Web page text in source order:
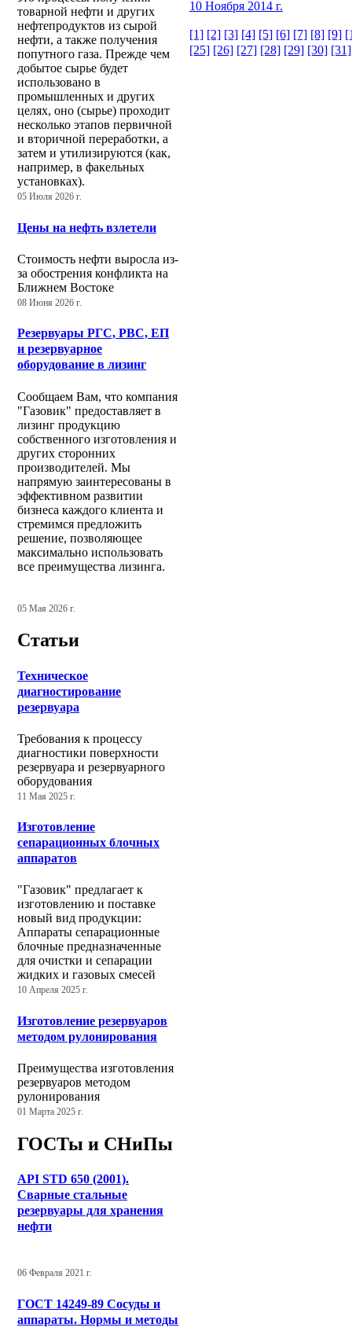
товарной нефти и других
нефтепродуктов из сырой
нефти, а также получения
попутного газа. Прежде чем
добытое сырье будет
использовано в
промышленных и других
целях, оно (сырье) проходит
несколько этапов первичной
и вторичной переработки, а
затем и утилизируются (как,
например, в факельных
установках).
05 Июля 2026 г.
Цены на нефть взлетели
Стоимость нефти выросла из-
за обострения конфликта на
Ближнем Востоке
08 Июня 2026 г.
Резервуары РГС, РВС, ЕП
и резервуарное
оборудование в лизинг
Сообщаем Вам, что компания
"Газовик" предоставляет в
лизинг продукцию
собственного изготовления и
других сторонних
производителей. Мы
напрямую заинтересованы в
эффективном развитии
бизнеса каждого клиента и
стремимся предложить
решение, позволяющее
максимально использовать
все преимущества лизинга.
05 Мая 2026 г.
Статьи
Техническое
диагностирование
резервуара
Требования к процессу
диагностики поверхности
резервуара и резервуарного
оборудования
11 Мая 2025 г.
Изготовление
сепарационных блочных
аппаратов
"Газовик" предлагает к
изготовлению и поставке
новый вид продукции:
Аппараты сепарационные
блочные предназначенные
для очистки и сепарации
жидких и газовых смесей
10 Апреля 2025 г.
Изготовление резервуаров
методом рулонирования
Преимущества изготовления
резервуаров методом
рулонирования
01 Марта 2025 г.
ГОСТы и СНиПы
API STD 650 (2001).
Сварные стальные
резервуары для хранения
нефти
06 Февраля 2021 г.
ГОСТ 14249-89 Сосуды и
аппараты. Нормы и методы
10 Ноября 2014 г.
[1] [2] [3] [4] [5] [6] [7] [8] [9]
[25] [26] [27] [28] [29] [30] [31]